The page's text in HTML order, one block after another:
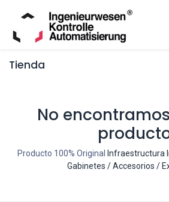
Tienda
No
Producto 100% Original
Infraestructura
Gabinetes / Accesorios /